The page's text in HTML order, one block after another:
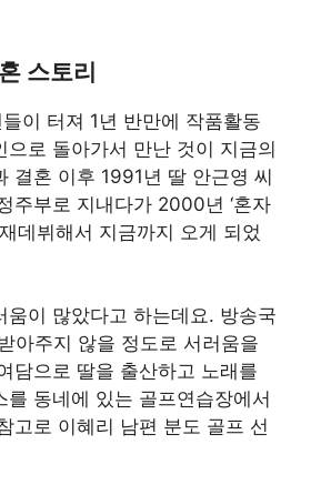
스토리
이 터져 1년 반만에 작품활동
으로 돌아가서 만난 것이 지금의
결혼 이후 1991년 딸 안근영 씨
주부로 지내다가 2000년 ‘혼자
데뷔해서 지금까지 오게 되었
움이 많았다고 하는데요. 방송국
아주지 않을 정도로 서러움을
담으로 딸을 출산하고 노래를
를 동네에 있는 골프연습장에서
고로 이혜리 남편 분도 골프 선